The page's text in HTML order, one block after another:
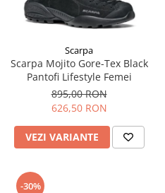
Scarpa
Scarpa Mojito Gore-Tex Black
Pantofi Lifestyle Femei
895,00 RON
626,50 RON
VEZI VARIANTE
-30%